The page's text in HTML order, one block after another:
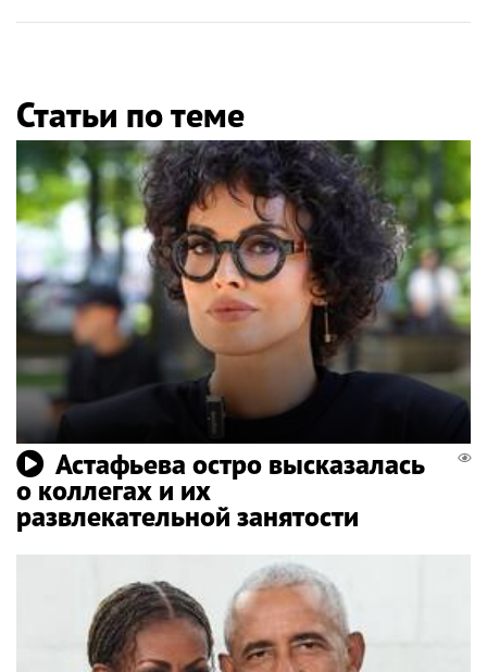
Статьи по теме
Астафьева остро высказалась
о коллегах и их
развлекательной занятости